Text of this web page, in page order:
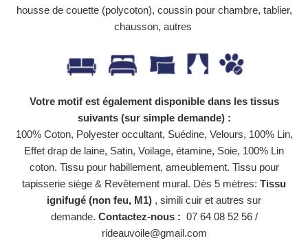
housse de couette (polycoton), coussin pour chambre, tablier,
chausson, autres
Votre motif est également disponible dans les tissus
suivants (sur simple demande) :
100% Coton, Polyester occultant, Suédine, Velours, 100% Lin,
Effet drap de laine, Satin, Voilage, étamine, Soie, 100% Lin
coton. Tissu pour habillement, ameublement. Tissu pour
tapisserie siège & Revêtement mural. Dès 5 mètres: Tissu
ignifugé (non feu, M1) , simili cuir et autres sur
demande. Contactez-nous : 07 64 08 52 56 /
rideauvoile@gmail.com